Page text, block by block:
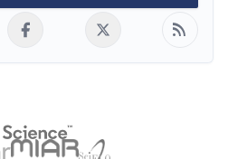
rss_feed